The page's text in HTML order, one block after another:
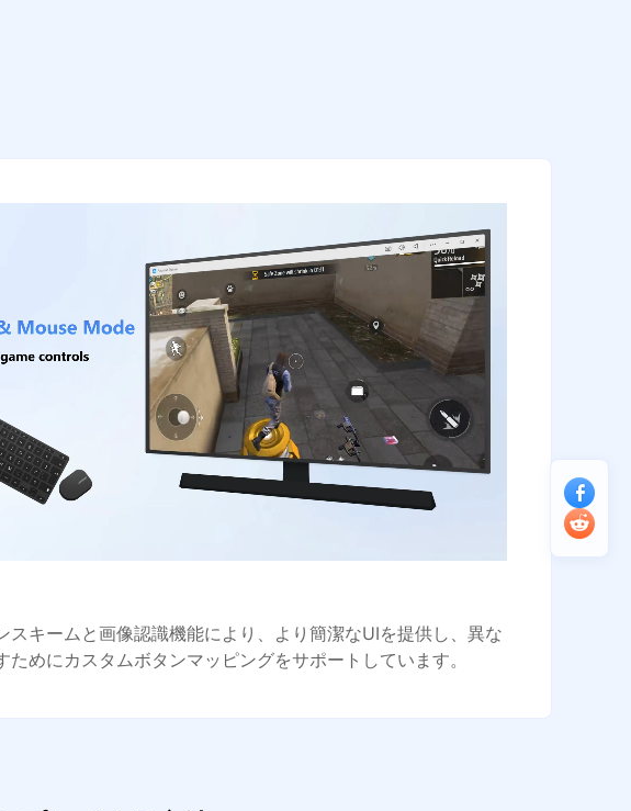
スキームと画像認識機能により、より簡潔なUIを提供し、異な
ためにカスタムボタンマッピングをサポートしています。